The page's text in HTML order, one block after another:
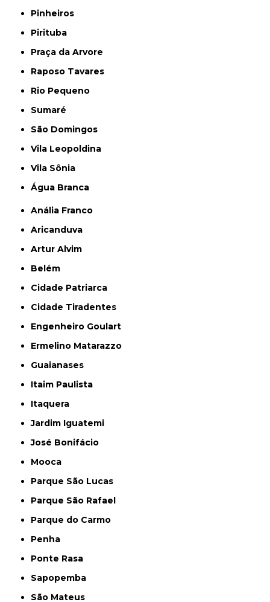
Pinheiros
Pirituba
Praça da Arvore
Raposo Tavares
Rio Pequeno
Sumaré
São Domingos
Vila Leopoldina
Vila Sônia
Água Branca
Anália Franco
Aricanduva
Artur Alvim
Belém
Cidade Patriarca
Cidade Tiradentes
Engenheiro Goulart
Ermelino Matarazzo
Guaianases
Itaim Paulista
Itaquera
Jardim Iguatemi
José Bonifácio
Mooca
Parque São Lucas
Parque São Rafael
Parque do Carmo
Penha
Ponte Rasa
Sapopemba
São Mateus